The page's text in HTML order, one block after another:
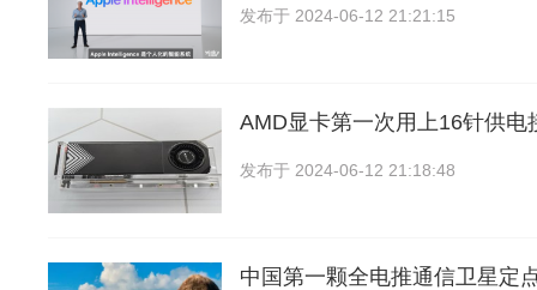
发布于 2024-06-12 21:21:15
AMD显卡第一次用上16针供电
发布于 2024-06-12 21:18:48
中国第一颗全电推通信卫星定